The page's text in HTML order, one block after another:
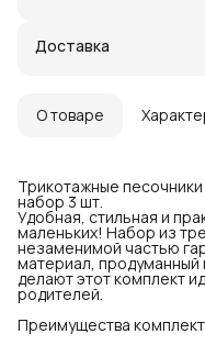
Доставка
О товаре
Трикотажные
набор 3 шт.
Удобная, стильная и
маленьких! Набор из
незаменимой частью
материал, продуманный
делают этот комплект
родителей.
Преимущества